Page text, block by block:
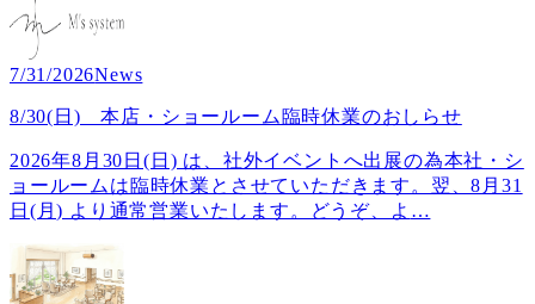
7/31/2026News
8/30(日) 本店・ショールーム臨時休業のおしらせ
2026年8月30日(日) は、社外イベントへ出展の為本社・シ
ョールームは臨時休業とさせていただきます。翌、8月31
日(月) より通常営業いたします。どうぞ、よ …